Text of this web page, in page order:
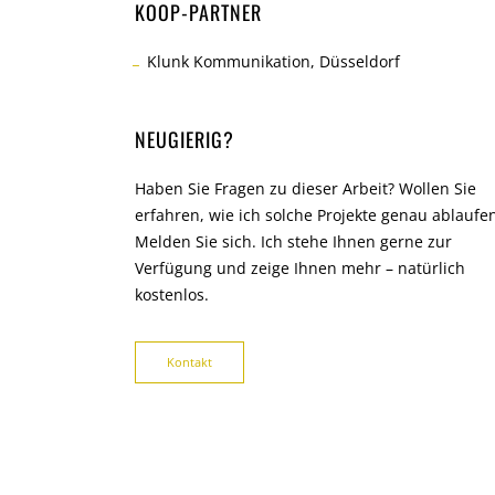
KOOP-PARTNER
Klunk Kommunikation, Düsseldorf
NEUGIERIG?
Haben Sie Fragen zu dieser Arbeit? Wollen Sie
erfahren, wie ich solche Projekte genau
Melden Sie sich. Ich stehe Ihnen gerne zur
Verfügung und zeige Ihnen mehr – natürlich
kostenlos.
Kontakt